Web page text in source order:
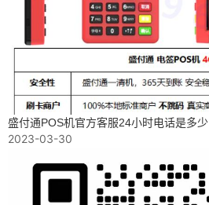
盛付通POS机官方客服24小时电话是多少
2023-03-30